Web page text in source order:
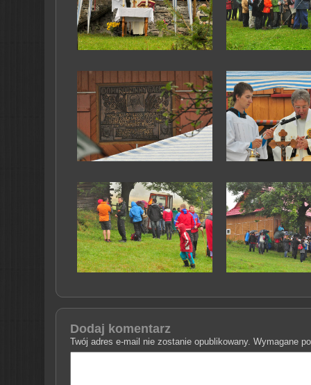
Dodaj komentarz
Twój adres e-mail nie zostanie opublikowany. Wymagane